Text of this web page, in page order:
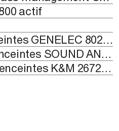
actif
Serre en C pour enceintes GENELEC 8020 (12)
Pied en acier pour enceintes SOUND ANCHOR JR (6)
Pied ajustable pour enceintes K&M 26720 (6)